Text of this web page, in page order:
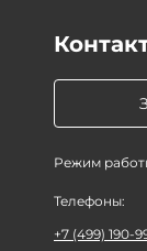
Режим
Телефоны:
+7 (499) 190-